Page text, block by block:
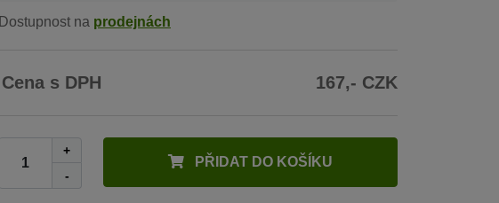
Dostupnost na prodejnách
Cena s DPH 167,- CZK
+
-
PŘIDAT DO KOŠÍKU